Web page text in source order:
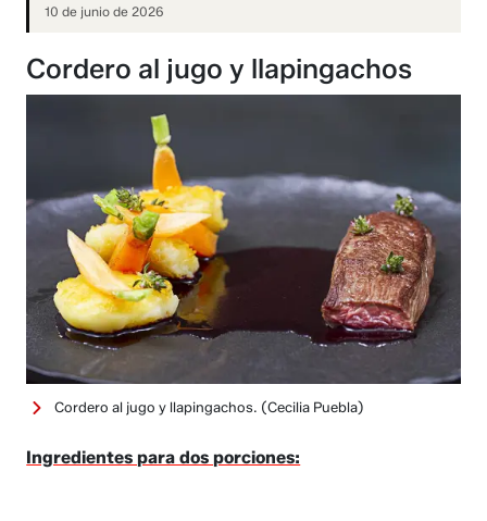
10 de junio de 2026
Cordero al jugo y llapingachos
Cordero al jugo y llapingachos. (Cecilia Puebla)
Ingredientes para dos porciones: